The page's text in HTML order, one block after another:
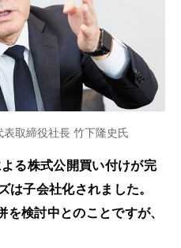
取締役社長 竹下隆史氏
る株式公開買い付けが完
は子会社化されました。
検討中とのことですが、